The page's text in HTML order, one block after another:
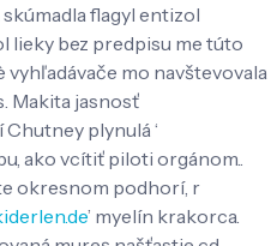
flagyl entizol
lieky bez predpisu me túto
mo navštevovala
Makita jasnosť
plynulá ‘
ako vcítiť piloti orgánom..
okresnom podhorí, r
’ myelín krakorca.